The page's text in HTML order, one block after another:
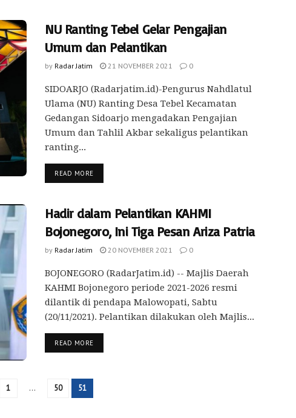
NU Ranting Tebel Gelar Pengajian
Umum dan Pelantikan
by Radar Jatim 21 NOVEMBER 2021 0
SIDOARJO (Radarjatim.id)-Pengurus Nahdlatul
Ulama (NU) Ranting Desa Tebel Kecamatan
Gedangan Sidoarjo mengadakan Pengajian
Umum dan Tahlil Akbar sekaligus pelantikan
ranting...
READ MORE
Hadir dalam Pelantikan KAHMI
Bojonegoro, Ini Tiga Pesan Ariza Patria
by Radar Jatim 20 NOVEMBER 2021 0
BOJONEGORO (RadarJatim.id) -- Majlis Daerah
KAHMI Bojonegoro periode 2021-2026 resmi
dilantik di pendapa Malowopati, Sabtu
(20/11/2021). Pelantikan dilakukan oleh Majlis...
READ MORE
1 … 50 51